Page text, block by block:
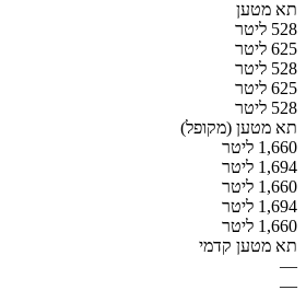
תא מטען
528 ליטר
625 ליטר
528 ליטר
625 ליטר
528 ליטר
תא מטען (מקופל)
1,660 ליטר
1,694 ליטר
1,660 ליטר
1,694 ליטר
1,660 ליטר
תא מטען קדמי
—
—